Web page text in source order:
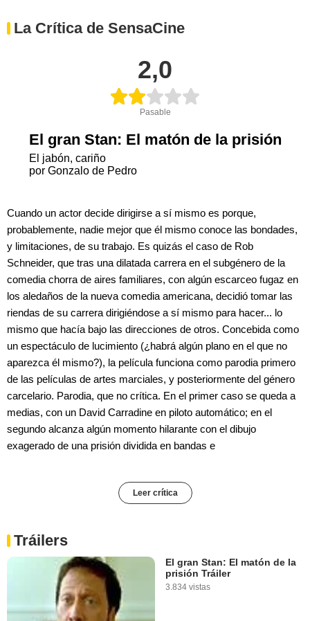
La Crítica de SensaCine
2,0
Pasable
El gran Stan: El matón de la prisión
El jabón, cariño
por Gonzalo de Pedro
Cuando un actor decide dirigirse a sí mismo es porque,
probablemente, nadie mejor que él mismo conoce las bondades,
y limitaciones, de su trabajo. Es quizás el caso de Rob
Schneider, que tras una dilatada carrera en el subgénero de la
comedia chorra de aires familiares, con algún escarceo fugaz en
los aledaños de la nueva comedia americana, decidió tomar las
riendas de su carrera dirigiéndose a sí mismo para hacer... lo
mismo que hacía bajo las direcciones de otros. Concebida como
un espectáculo de lucimiento (¿habrá algún plano en el que no
aparezca él mismo?), la película funciona como parodia primero
de las películas de artes marciales, y posteriormente del género
carcelario. Parodia, que no crítica. En el primer caso se queda a
medias, con un David Carradine en piloto automático; en el
segundo alcanza algún momento hilarante con el dibujo
exagerado de una prisión dividida en bandas e
Leer crítica
Tráilers
El gran Stan: El matón de la
prisión Tráiler
3.834 vistas